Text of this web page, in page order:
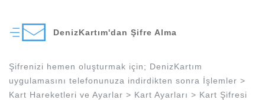
DenizKartım'dan Şifre Alma
Şifrenizi hemen oluşturmak için; DenizKartım
uygulamasını telefonunuza indirdikten sonra İşlemler >
Kart Hareketleri ve Ayarlar > Kart Ayarları > Kart Şifresi